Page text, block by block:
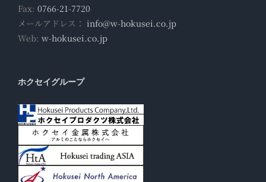
Fax: 0766-21-7720
メールアドレス： info@w-hokusei.co.jp
Web: w-hokusei.co.jp
ホクセイグループ